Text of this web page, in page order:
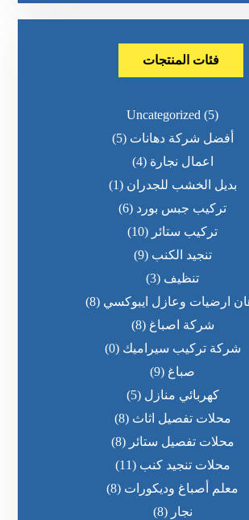
فئات المنتجات
Uncategorized (5)
أفضل شركة دهانات (5)
اعمال نجارة (4)
بديل الخشب للجدران (1)
تركيب جبس بورد (6)
تركيب ستائر (10)
تنجيد الكنب (9)
تنظيف (3)
ارضيات وعازل ايبوكسي (8)
شركة اصباغ (8)
شركة تركيب سيراميك (0)
صباغ (9)
كهربائي منازل (5)
محلات تفصيل اثاث (8)
محلات تفصيل ستائر (8)
محلات تنجيد كنب (11)
معلم أصباغ وديكورات (8)
نجار (8)